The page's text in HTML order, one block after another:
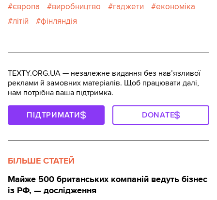
європа виробництво гаджети
економіка
літій
фінляндія
TEXTY.ORG.UA — незалежне видання без навʼязливої
реклами й замовних матеріалів. Щоб працювати далі,
нам потрібна ваша підтримка.
ПІДТРИМАТИ DONATE
БІЛЬШЕ СТАТЕЙ
Майже 500 британських компаній ведуть бізнес
із РФ, — дослідження